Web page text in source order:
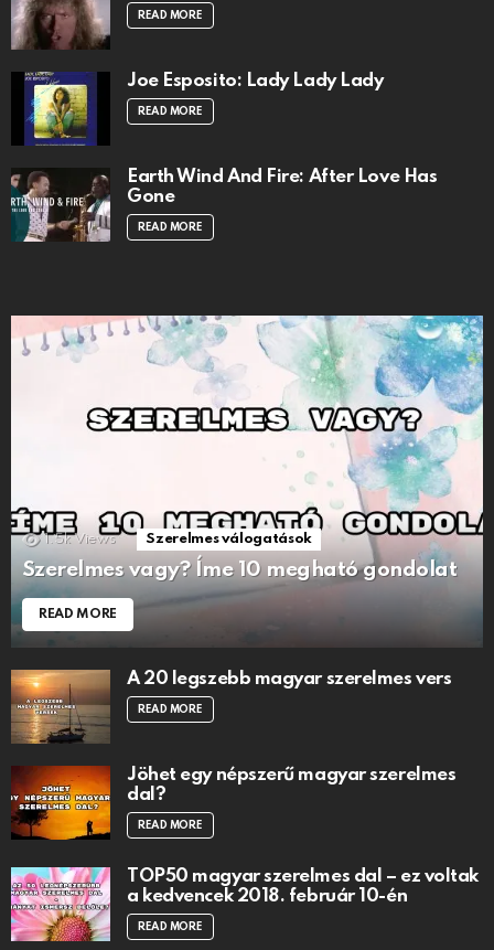
READ MORE
Joe Esposito: Lady Lady Lady
READ MORE
Earth Wind And Fire: After Love Has
Gone
READ MORE
1.5k Views Szerelmes válogatások
Szerelmes vagy? Íme 10 megható gondolat
READ MORE
A 20 legszebb magyar szerelmes vers
READ MORE
Jöhet egy népszerű magyar szerelmes
dal?
READ MORE
TOP50 magyar szerelmes dal – ez voltak
a kedvencek 2018. február 10-én
READ MORE